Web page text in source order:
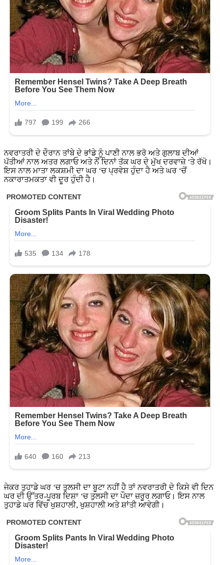
ਨਵਰਾਤਰੀ ਦੇ ਦੌਰਾਨ ਤਾਂਬੇ ਦੇ ਭਾਂਡੇ ਨੂੰ ਪਾਣੀ ਨਾਲ ਭਰੋ ਅਤੇ ਗੁਲਾਬ ਦੀਆਂ
ਪੱਤੀਆਂ ਨਾਲ ਅਤਰ ਲਗਾਓ ਅਤੇ ਨੌਂ ਦਿਨਾਂ ਤੱਕ ਘਰ ਦੇ ਮੁੱਖ ਦਰਵਾਜ਼ੇ ‘ਤੇ ਰੱਖੋ।
ਇਸ ਨਾਲ ਮਾਤਾ ਲਕਸ਼ਮੀ ਦਾ ਘਰ ‘ਚ ਪ੍ਰਵੇਸ਼ ਹੁੰਦਾ ਹੈ ਅਤੇ ਘਰ ‘ਚੋਂ
ਨਕਾਰਾਤਮਕਤਾ ਵੀ ਦੂਰ ਹੁੰਦੀ ਹੈ।
ਜੇਕਰ ਤੁਹਾਡੇ ਘਰ ‘ਚ ਤੁਲਸੀ ਦਾ ਬੂਟਾ ਨਹੀਂ ਹੈ ਤਾਂ ਨਵਰਾਤਰੀ ਦੇ ਕਿਸੇ ਵੀ ਦਿਨ
ਘਰ ਦੀ ਉੱਤਰ-ਪੂਰਬ ਦਿਸ਼ਾ ‘ਚ ਤੁਲਸੀ ਦਾ ਪੌਦਾ ਜ਼ਰੂਰ ਲਗਾਓ। ਇਸ ਨਾਲ
ਤੁਹਾਡੇ ਘਰ ਵਿੱਚ ਖੁਸ਼ਹਾਲੀ, ਖੁਸ਼ਹਾਲੀ ਅਤੇ ਸ਼ਾਂਤੀ ਆਵੇਗੀ।